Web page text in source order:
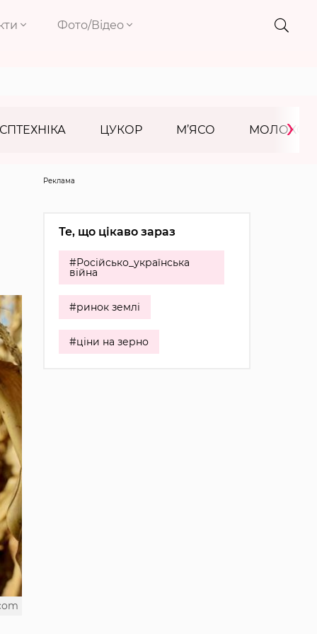
Фото/Відео
ЦУКОР М’ЯСО МОЛОКО
›
Реклама
Те, що цікаво зараз
#Російсько_українська
війна
#ринок землі
#ціни на зерно